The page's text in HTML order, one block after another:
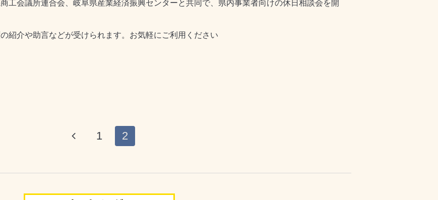
工会議所連合会、岐阜県産業経済振興センターと共同で、県内事業者向けの休日相談会を開
紹介や助言などが受けられます。お気軽にご利用ください
1 2